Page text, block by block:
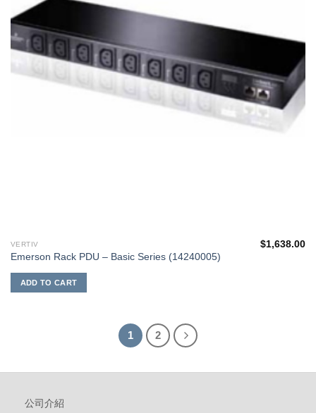
VERTIV
Emerson Rack PDU – Basic Series (14240005)
$1,638.00
ADD TO CART
1 2
公司介紹